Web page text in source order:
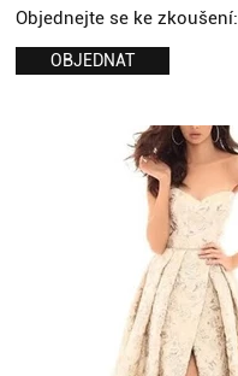
Objednejte se ke zkoušení:
OBJEDNAT